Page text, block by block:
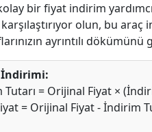
bir fiyat indirim
olun, bu araç
ayrıntılı dökümünü
İndirimi:
= Orijinal Fiyat ×
= Orijinal Fiyat - İndirim